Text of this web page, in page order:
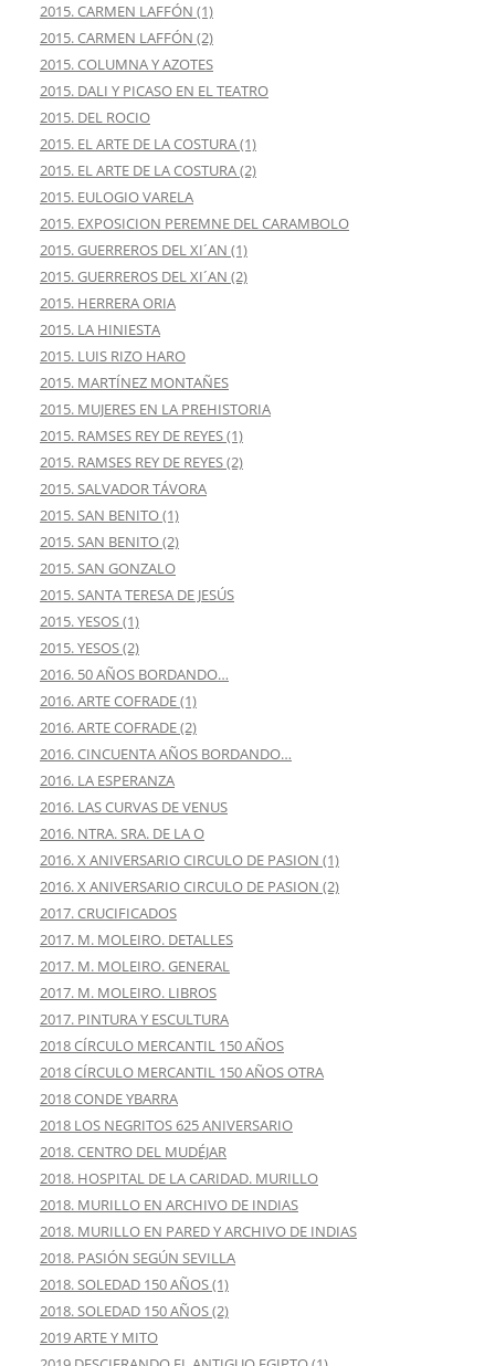
2015. CARMEN LAFFÓN (1)
2015. CARMEN LAFFÓN (2)
2015. COLUMNA Y AZOTES
2015. DALI Y PICASO EN EL TEATRO
2015. DEL ROCIO
2015. EL ARTE DE LA COSTURA (1)
2015. EL ARTE DE LA COSTURA (2)
2015. EULOGIO VARELA
2015. EXPOSICION PEREMNE DEL CARAMBOLO
2015. GUERREROS DEL XI´AN (1)
2015. GUERREROS DEL XI´AN (2)
2015. HERRERA ORIA
2015. LA HINIESTA
2015. LUIS RIZO HARO
2015. MARTÍNEZ MONTAÑES
2015. MUJERES EN LA PREHISTORIA
2015. RAMSES REY DE REYES (1)
2015. RAMSES REY DE REYES (2)
2015. SALVADOR TÁVORA
2015. SAN BENITO (1)
2015. SAN BENITO (2)
2015. SAN GONZALO
2015. SANTA TERESA DE JESÚS
2015. YESOS (1)
2015. YESOS (2)
2016. 50 AÑOS BORDANDO…
2016. ARTE COFRADE (1)
2016. ARTE COFRADE (2)
2016. CINCUENTA AÑOS BORDANDO…
2016. LA ESPERANZA
2016. LAS CURVAS DE VENUS
2016. NTRA. SRA. DE LA O
2016. X ANIVERSARIO CIRCULO DE PASION (1)
2016. X ANIVERSARIO CIRCULO DE PASION (2)
2017. CRUCIFICADOS
2017. M. MOLEIRO. DETALLES
2017. M. MOLEIRO. GENERAL
2017. M. MOLEIRO. LIBROS
2017. PINTURA Y ESCULTURA
2018 CÍRCULO MERCANTIL 150 AÑOS
2018 CÍRCULO MERCANTIL 150 AÑOS OTRA
2018 CONDE YBARRA
2018 LOS NEGRITOS 625 ANIVERSARIO
2018. CENTRO DEL MUDÉJAR
2018. HOSPITAL DE LA CARIDAD. MURILLO
2018. MURILLO EN ARCHIVO DE INDIAS
2018. MURILLO EN PARED Y ARCHIVO DE INDIAS
2018. PASIÓN SEGÚN SEVILLA
2018. SOLEDAD 150 AÑOS (1)
2018. SOLEDAD 150 AÑOS (2)
2019 ARTE Y MITO